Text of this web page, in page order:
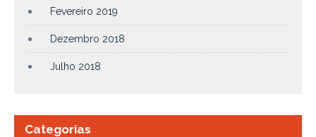
Fevereiro 2019
Dezembro 2018
Julho 2018
Categorias